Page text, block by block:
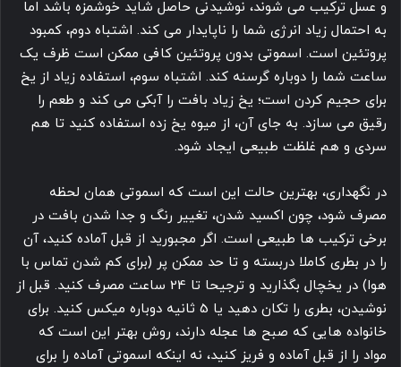
و عسل ترکیب می شوند، نوشیدنی حاصل شاید خوشمزه باشد اما
به احتمال زیاد انرژی شما را ناپایدار می کند. اشتباه دوم، کمبود
پروتئین است. اسموتی بدون پروتئین کافی ممکن است ظرف یک
ساعت شما را دوباره گرسنه کند. اشتباه سوم، استفاده زیاد از یخ
برای حجیم کردن است؛ یخ زیاد بافت را آبکی می کند و طعم را
رقیق می سازد. به جای آن، از میوه یخ زده استفاده کنید تا هم
سردی و هم غلظت طبیعی ایجاد شود.
در نگهداری، بهترین حالت این است که اسموتی همان لحظه
مصرف شود، چون اکسید شدن، تغییر رنگ و جدا شدن بافت در
برخی ترکیب ها طبیعی است. اگر مجبورید از قبل آماده کنید، آن
را در بطری کاملا دربسته و تا حد ممکن پر (برای کم شدن تماس با
هوا) در یخچال بگذارید و ترجیحا تا 24 ساعت مصرف کنید. قبل از
نوشیدن، بطری را تکان دهید یا 5 ثانیه دوباره میکس کنید. برای
خانواده هایی که صبح ها عجله دارند، روش بهتر این است که
مواد را از قبل آماده و فریز کنید، نه اینکه اسموتی آماده را برای